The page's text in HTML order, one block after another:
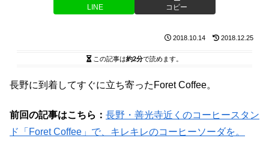
LINE コピー
2018.10.14 2018.12.25
この記事は約2分で読めます。
長野に到着してすぐに立ち寄ったForet Coffee。
前回の記事はこちら： 長野・善光寺近くのコーヒースタン
ド「Foret Coffee」で、キレキレのコーヒーソーダを。